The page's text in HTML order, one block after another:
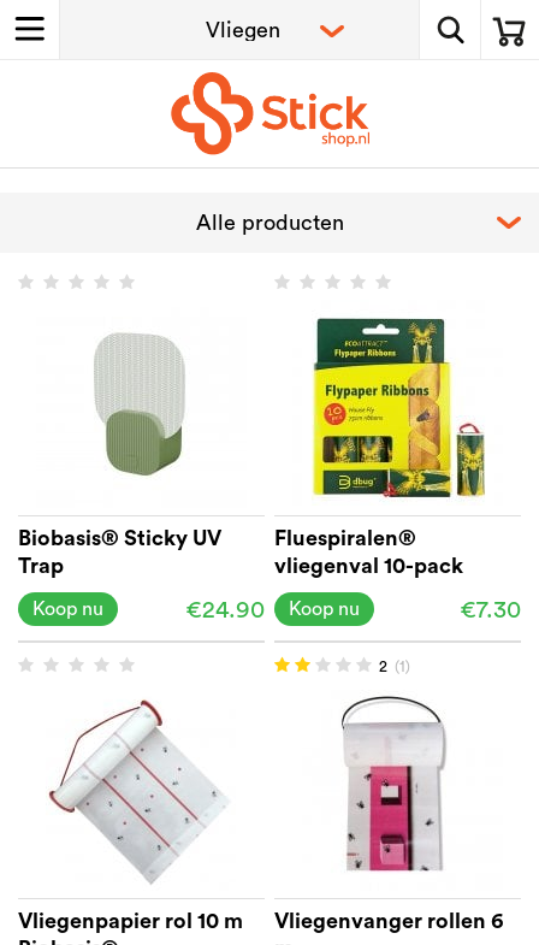
Biobasis® Sticky UV
Trap
€24.90
Koop nu
Fluespiralen®
vliegenval 10-pack
€7.30
Koop nu
Vliegenpapier rol 10 m
2 (1)
Vliegenvanger rollen 6